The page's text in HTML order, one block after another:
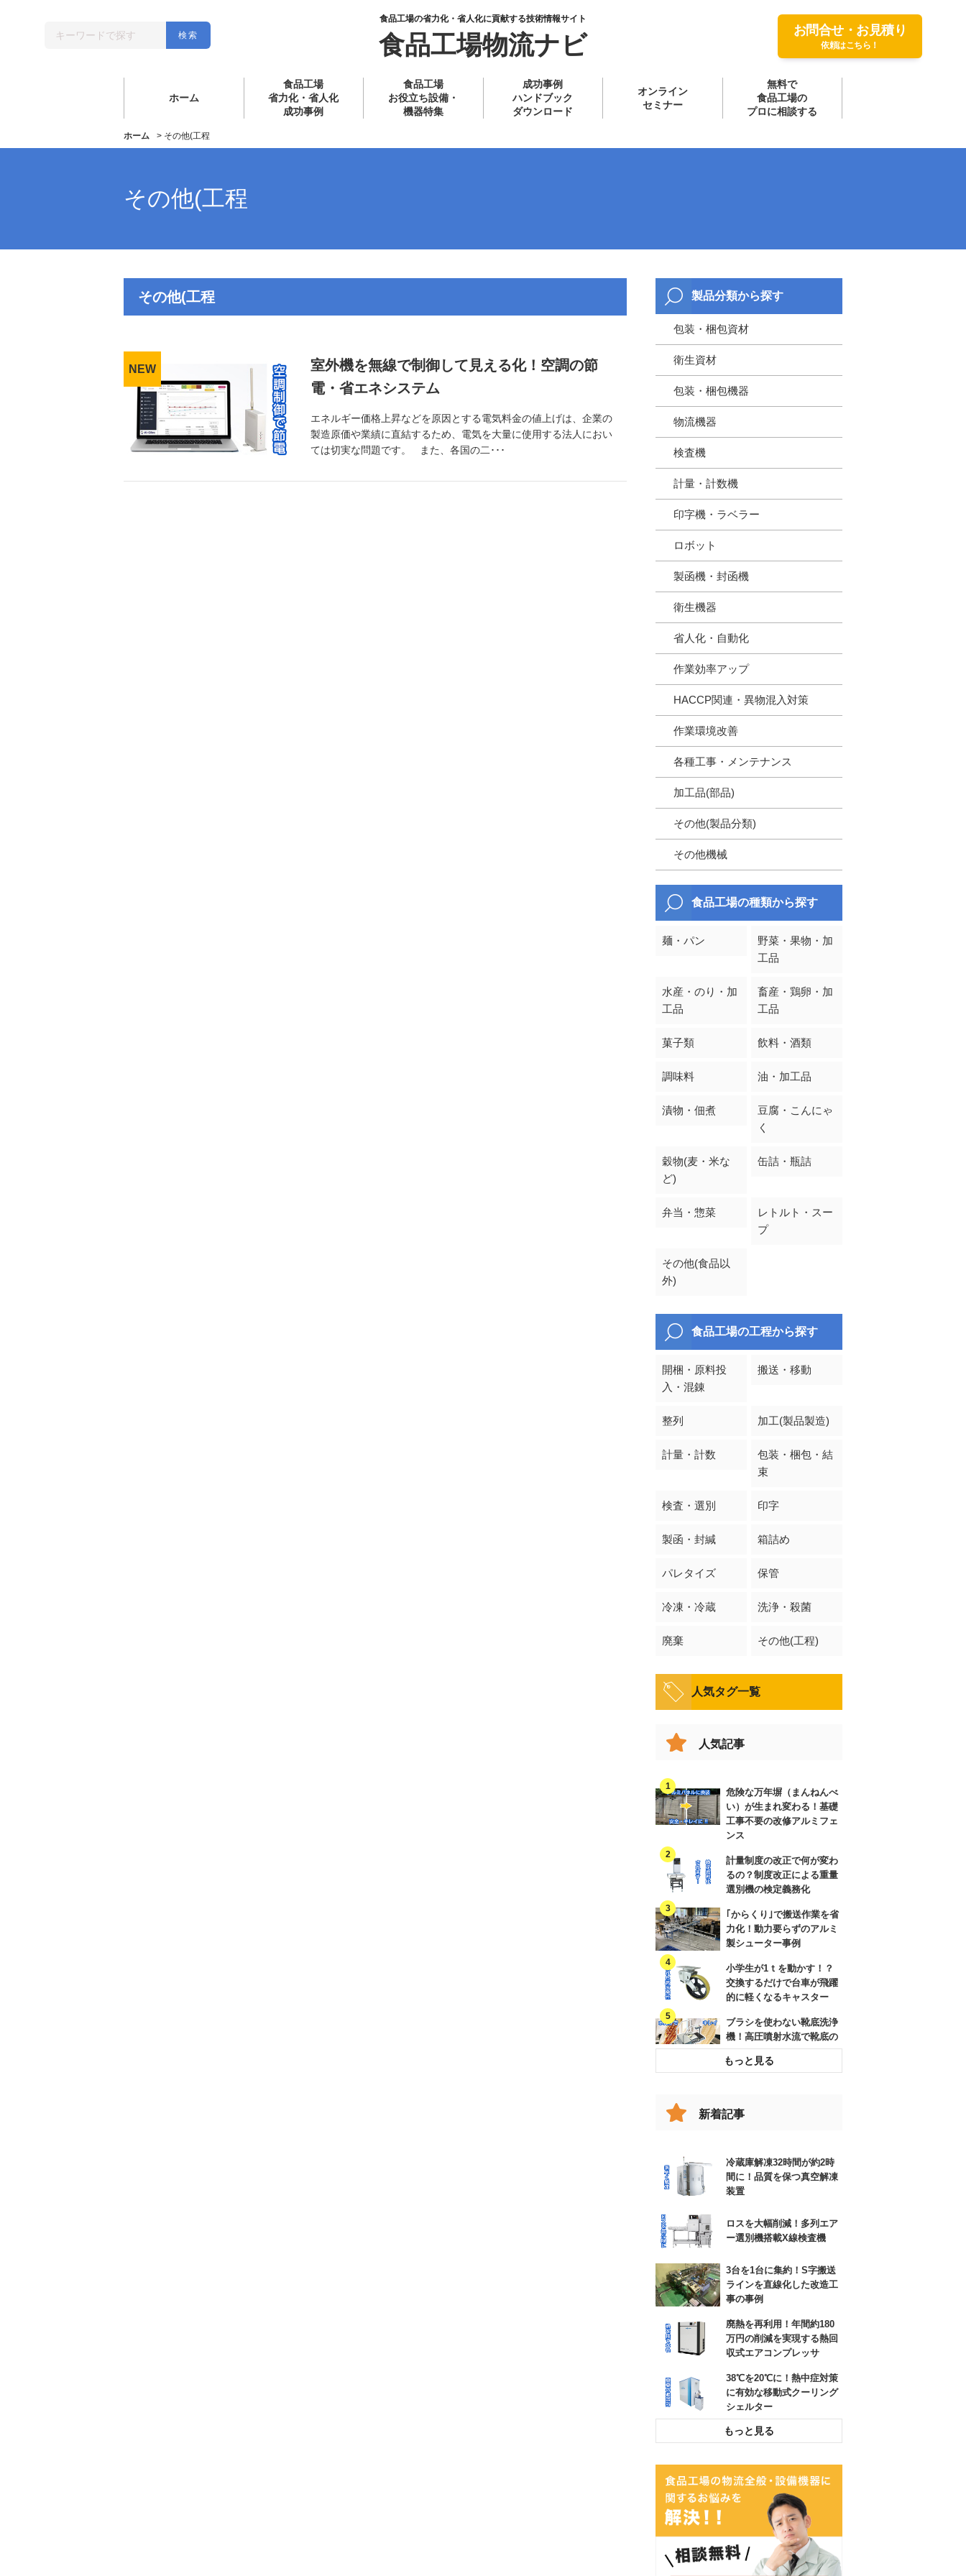
食品工場の省力化・省人化に貢献する技術情報サイト
食品工場物流ナビ お問合せ・お見積り
依頼はこちら！
ホーム
食品工場
省力化・省人化
成功事例
食品工場
お役立ち設備・
機器特集
成功事例
ハンドブック
ダウンロード
オンライン
セミナー
無料で
食品工場の
プロに相談する
ホーム > その他(工程
その他(工程
その他(工程
室外機を無線で制御して見える化！空調の節
電・省エネシステム
エネルギー価格上昇などを原因とする電気料金の値上げは、企業の
製造原価や業績に直結するため、電気を大量に使用する法人におい
ては切実な問題です。 また、各国の二･･･
製品分類から探す
包装・梱包資材
衛生資材
包装・梱包機器
物流機器
検査機
計量・計数機
印字機・ラベラー
ロボット
製函機・封函機
衛生機器
省人化・自動化
作業効率アップ
HACCP関連・異物混入対策
作業環境改善
各種工事・メンテナンス
加工品(部品)
その他(製品分類)
その他機械
食品工場の種類から探す
麺・パン
野菜・果物・加
工品
水産・のり・加
工品
畜産・鶏卵・加
工品
菓子類 飲料・酒類
調味料 油・加工品
漬物・佃煮
豆腐・こんにゃ
く
穀物(麦・米な
ど)
缶詰・瓶詰
弁当・惣菜
レトルト・スー
プ
その他(食品以
外)
食品工場の工程から探す
開梱・原料投
入・混錬
搬送・移動
整列 加工(製品製造)
計量・計数
包装・梱包・結
束
検査・選別 印字
製函・封緘 箱詰め
パレタイズ 保管
冷凍・冷蔵 洗浄・殺菌
廃棄 その他(工程)
人気タグ一覧
人気記事
危険な万年塀（まんねんべ
い）が生まれ変わる！基礎
工事不要の改修アルミフェ
ンス
計量制度の改正で何が変わ
るの？制度改正による重量
選別機の検定義務化
｢からくり｣で搬送作業を省
力化！動力要らずのアルミ
製シューター事例
小学生が1ｔを動かす！？
交換するだけで台車が飛躍
的に軽くなるキャスター
ブラシを使わない靴底洗浄
機！高圧噴射水流で靴底の
溝までキレイに
破損したコンベヤベルトを
ヤで動線確保
エアー搬送装置と特注ホッ
高耐久の防草シートで、雑
できた事例
ロボットが狙ったところに
貼りつけ！ラベル自動貼り
付け機
新着記事
冷蔵庫解凍32時間が約2時
間に！品質を保つ真空解凍
装置
ロスを大幅削減！多列エア
ー選別機搭載X線検査機
3台を1台に集約！S字搬送
ラインを直線化した改造工
事の事例
廃熱を再利用！年間約180
万円の削減を実現する熱回
収式エアコンプレッサ
38℃を20℃に！熱中症対策
に有効な移動式クーリング
シェルター
投入作業をスムーズに！高
所作業をなくす粉粒体空気
環境配慮とコスト削減！荷
崩れを防止するパレタイズ
グルー塗布システム
チョコ停解消と処理能力
UP！封函・キの字梱包ライ
ン更新事例